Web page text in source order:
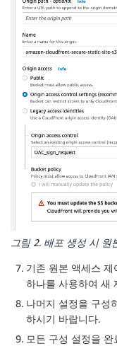
그림 2. 배포 생성 시 원
기존 원본 액세스
하나를 사용하여 새
나머지 설정을 구성
하시기 바랍니다.
모든 구성 설정을